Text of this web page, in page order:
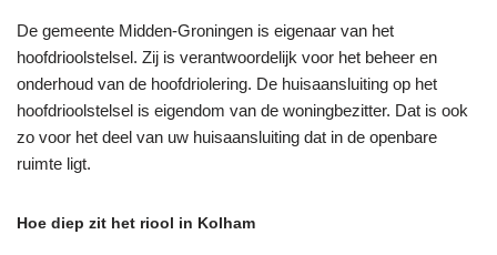
De gemeente Midden-Groningen is eigenaar van het
hoofdrioolstelsel. Zij is verantwoordelijk voor het beheer en
onderhoud van de hoofdriolering. De huisaansluiting op het
hoofdrioolstelsel is eigendom van de woningbezitter. Dat is ook
zo voor het deel van uw huisaansluiting dat in de openbare
ruimte ligt.
Hoe diep zit het riool in Kolham